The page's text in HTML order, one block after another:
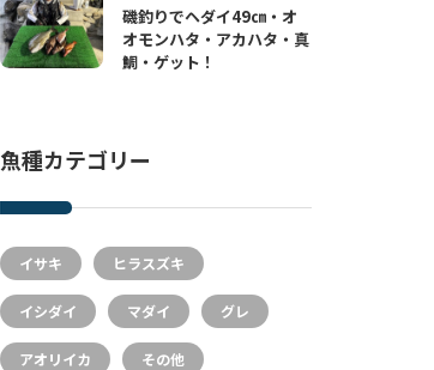
磯釣りでヘダイ49㎝・オ
オモンハタ・アカハタ・真
鯛・ゲット！
魚種カテゴリー
イサキ ヒラスズキ
イシダイ マダイ グレ
アオリイカ その他